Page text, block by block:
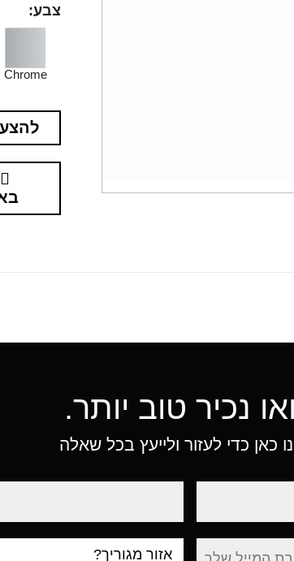
צבע:
Chrome
נכיר טוב יותר.
כאן כדי לעזור ולייעץ בכל שאלה
עיר